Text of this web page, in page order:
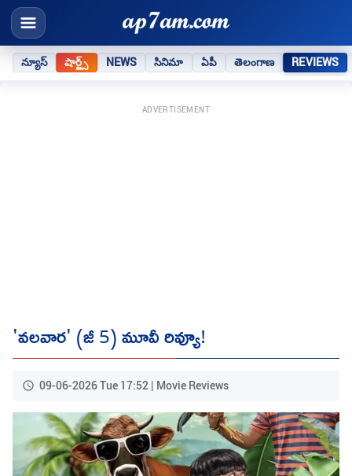
న్యూస్ షార్ట్స్ NEWS సినిమా ఏపీ తెలంగాణ REVIEWS
ADVERTISEMENT
'వలవార' (జీ 5) మూవీ రివ్యూ!
09-06-2026 Tue 17:52 | Movie Reviews